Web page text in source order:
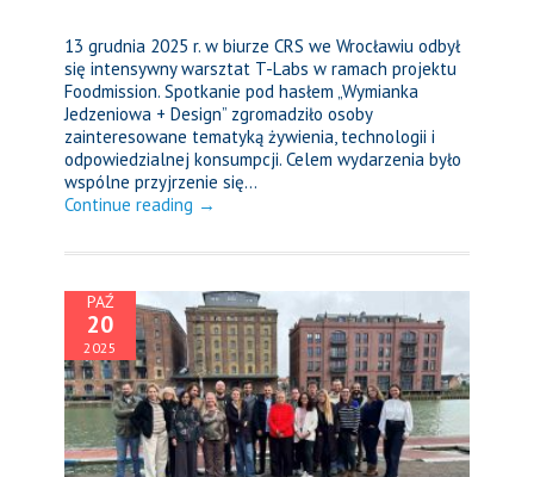
13 grudnia 2025 r. w biurze CRS we Wrocławiu odbył
się intensywny warsztat T-Labs w ramach projektu
Foodmission. Spotkanie pod hasłem „Wymianka
Jedzeniowa + Design” zgromadziło osoby
zainteresowane tematyką żywienia, technologii i
odpowiedzialnej konsumpcji. Celem wydarzenia było
wspólne przyjrzenie się...
Continue reading →
PAŹ
20
2025